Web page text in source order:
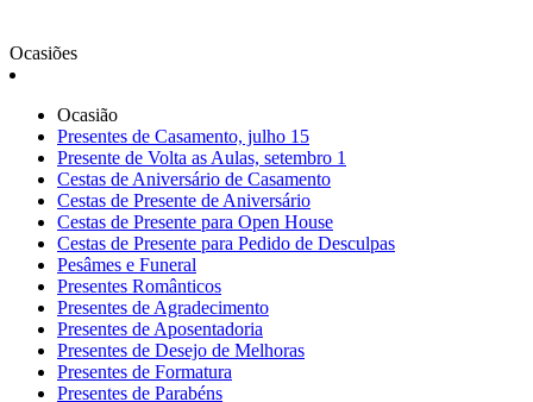
Ocasiões
Ocasião
Presentes de Casamento, julho 15
Presente de Volta as Aulas, setembro 1
Cestas de Aniversário de Casamento
Cestas de Presente de Aniversário
Cestas de Presente para Open House
Cestas de Presente para Pedido de Desculpas
Pesâmes e Funeral
Presentes Românticos
Presentes de Agradecimento
Presentes de Aposentadoria
Presentes de Desejo de Melhoras
Presentes de Formatura
Presentes de Parabéns